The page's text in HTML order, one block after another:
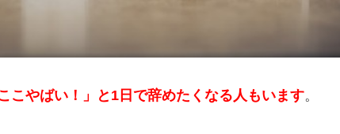
こやばい！」と1日で辞めたくなる人もいます。